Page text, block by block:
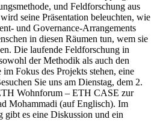
und Feldforschung aus
seine Präsentation beleuchten, wie
und Governance-Arrangements
in diesen Räumen tun, wem sie
Die laufende Feldforschung in
der Methodik als auch den
Fokus des Projekts stehen, eine
Sie uns am Dienstag, dem 2.
Wohnforum – ETH CASE zur
Mohammadi (auf Englisch). Im
gibt es eine Diskussion und ein